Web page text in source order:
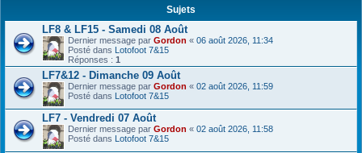
Sujets
LF8 & LF15 - Samedi 08 Août
Dernier message par Gordon « 06 août 2026, 11:34
Posté dans Lotofoot 7&15
Réponses : 1
LF7&12 - Dimanche 09 Août
Dernier message par Gordon « 02 août 2026, 11:59
Posté dans Lotofoot 7&15
LF7 - Vendredi 07 Août
Dernier message par Gordon « 02 août 2026, 11:58
Posté dans Lotofoot 7&15